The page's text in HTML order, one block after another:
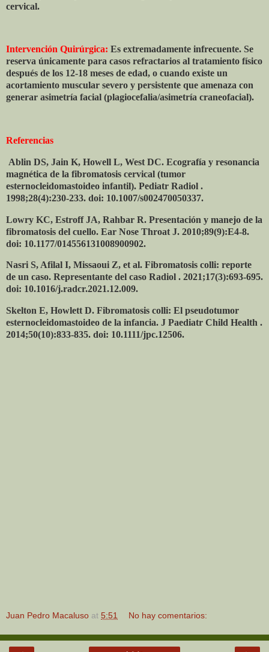
cervical.
Intervención Quirúrgica: Es extremadamente infrecuente. Se
reserva únicamente para casos refractarios al tratamiento físico
después de los 12-18 meses de edad, o cuando existe un
acortamiento muscular severo y persistente que amenaza con
generar asimetría facial (plagiocefalia/asimetría craneofacial).
Referencias
Ablin DS, Jain K, Howell L, West DC. Ecografía y resonancia
magnética de la fibromatosis cervical (tumor
esternocleidomastoideo infantil). Pediatr Radiol .
1998;28(4):230-233. doi: 10.1007/s002470050337.
Lowry KC, Estroff JA, Rahbar R. Presentación y manejo de la
fibromatosis del cuello. Ear Nose Throat J. 2010;89(9):E4-8.
doi: 10.1177/014556131008900902.
Nasri S, Afilal I, Missaoui Z, et al. Fibromatosis colli: reporte
de un caso. Representante del caso Radiol . 2021;17(3):693-695.
doi: 10.1016/j.radcr.2021.12.009.
Skelton E, Howlett D. Fibromatosis colli: El pseudotumor
esternocleidomastoideo de la infancia. J Paediatr Child Health .
2014;50(10):833-835. doi: 10.1111/jpc.12506.
Juan Pedro Macaluso at 5:51 No hay comentarios: